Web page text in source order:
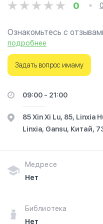
0
Ознакомьтесь с
Laohua Temple в
часах работы. Ваше
здесь.
подробнее
Задать вопрос имаму
09:00 - 21:00
85 Xin Xi Lu, 85, Linxia
Linxia, Gansu, Китай,
Медресе
Нет
Библиотека
Нет